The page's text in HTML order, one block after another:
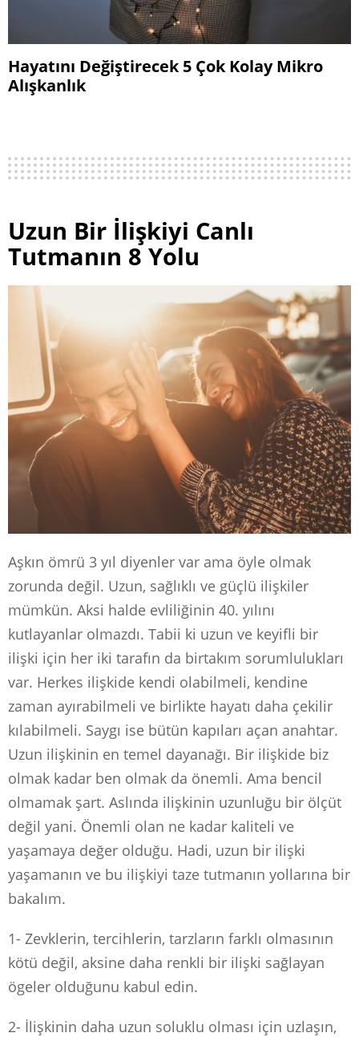
Hayatını Değiştirecek 5 Çok Kolay Mikro
Alışkanlık
Uzun Bir İlişkiyi Canlı
Tutmanın 8 Yolu
Aşkın ömrü 3 yıl diyenler var ama öyle olmak
zorunda değil. Uzun, sağlıklı ve güçlü ilişkiler
mümkün. Aksi halde evliliğinin 40. yılını
kutlayanlar olmazdı. Tabii ki uzun ve keyifli bir
ilişki için her iki tarafın da birtakım sorumlulukları
var. Herkes ilişkide kendi olabilmeli, kendine
zaman ayırabilmeli ve birlikte hayatı daha çekilir
kılabilmeli. Saygı ise bütün kapıları açan anahtar.
Uzun ilişkinin en temel dayanağı. Bir ilişkide biz
olmak kadar ben olmak da önemli. Ama bencil
olmamak şart. Aslında ilişkinin uzunluğu bir ölçüt
değil yani. Önemli olan ne kadar kaliteli ve
yaşamaya değer olduğu. Hadi, uzun bir ilişki
yaşamanın ve bu ilişkiyi taze tutmanın yollarına bir
bakalım.
1- Zevklerin, tercihlerin, tarzların farklı olmasının
kötü değil, aksine daha renkli bir ilişki sağlayan
ögeler olduğunu kabul edin.
2- İlişkinin daha uzun soluklu olması için uzlaşın,